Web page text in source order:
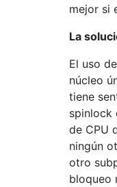
mejor si
La
El uso
núcleo
tiene
spinlock
de CPU
ningún
otro
bloqueo